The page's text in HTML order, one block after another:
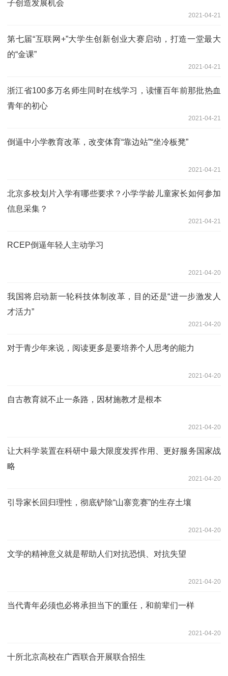
子创造发展机会
2021-04-21
第七届“互联网+”大学生创新创业大赛启动，打造一堂最大
的“金课”
2021-04-21
浙江省100多万名师生同时在线学习，读懂百年前那批热血
青年的初心
2021-04-21
倒逼中小学教育改革，改变体育“靠边站”“坐冷板凳”
2021-04-21
北京多校划片入学有哪些要求？小学学龄儿童家长如何参加
信息采集？
2021-04-21
RCEP倒逼年轻人主动学习
2021-04-20
我国将启动新一轮科技体制改革，目的还是“进一步激发人
才活力”
2021-04-20
对于青少年来说，阅读更多是要培养个人思考的能力
2021-04-20
自古教育就不止一条路，因材施教才是根本
2021-04-20
让大科学装置在科研中最大限度发挥作用、更好服务国家战
略
2021-04-20
引导家长回归理性，彻底铲除“山寨竞赛”的生存土壤
2021-04-20
文学的精神意义就是帮助人们对抗恐惧、对抗失望
2021-04-20
当代青年必须也必将承担当下的重任，和前辈们一样
2021-04-20
十所北京高校在广西联合开展联合招生